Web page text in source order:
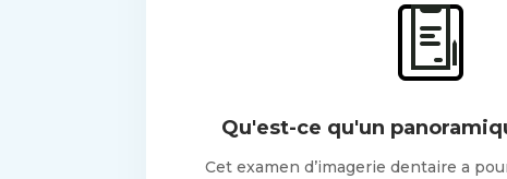
Qu'est-ce qu'un
Cet examen d’imagerie dentaire a